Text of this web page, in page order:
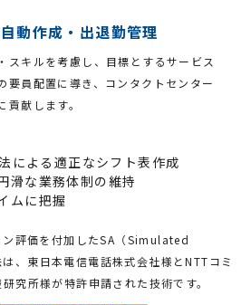
動作成・出退勤管理
スキルを考慮し、目標とするサービス
要員配置に導き、コンタクトセンター
献します。
による適正なシフト表作成
滑な業務体制の維持
ムに把握
評価を付加したSA（Simulated
、東日本電信電話株式会社様とNTTコミ
究所様が特許申請された技術です。